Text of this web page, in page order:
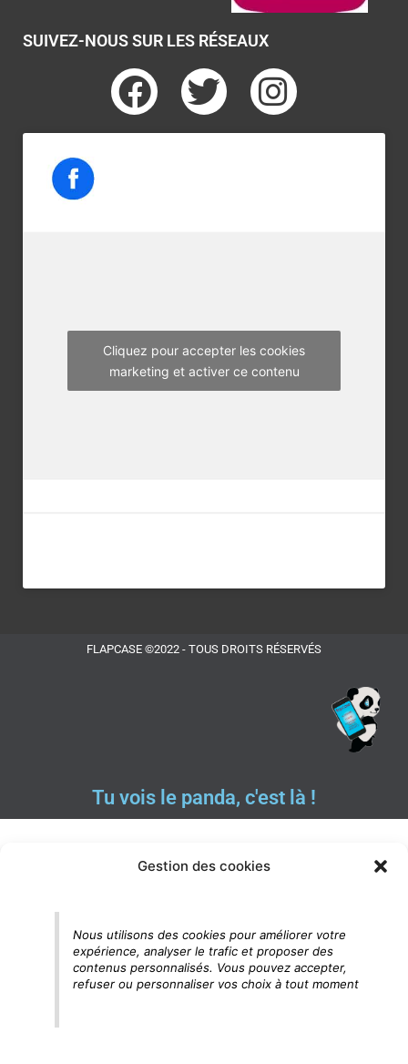
Gestion des cookies
Nous utilisons des cookies pour améliorer votre
expérience, analyser le trafic et proposer des
contenus personnalisés. Vous pouvez accepter,
refuser ou personnaliser vos choix à tout moment
SUIVEZ-NOUS SUR LES RÉSEAUX
F
a
T
w
I
n
m
Cliquez pour accepter les cookies
marketing et activer ce contenu
FLAPCASE ©2022 - TOUS DROITS RÉSERVÉS
Tu vois le panda, c'est là !